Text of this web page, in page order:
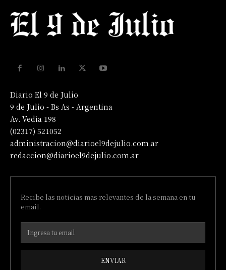
Diario El 9 de Julio
9 de Julio - Bs As - Argentina
Av. Vedia 198
(02317) 521052
administracion@diarioel9dejulio.com.ar
redaccion@diarioel9dejulio.com.ar
Recibe las noticias mas relevantes de la semana en tu
email.
ENVIAR